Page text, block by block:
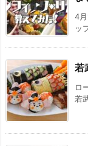
4
ッ
若
ロ
若